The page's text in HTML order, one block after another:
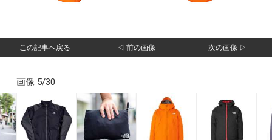
この記事へ戻る ◁ 前の画像 次の画像 ▷
画像 5/30